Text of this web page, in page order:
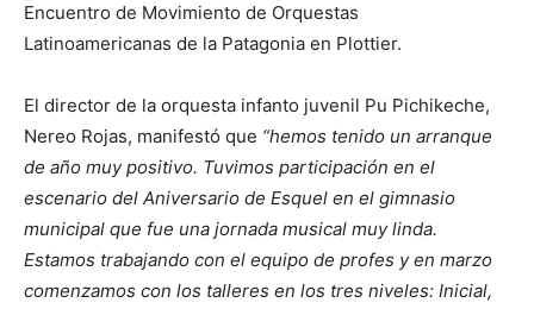
Encuentro de Movimiento de Orquestas
Latinoamericanas de la Patagonia en Plottier.
El director de la orquesta infanto juvenil Pu Pichikeche,
Nereo Rojas, manifestó que “hemos tenido un arranque
de año muy positivo. Tuvimos participación en el
escenario del Aniversario de Esquel en el gimnasio
municipal que fue una jornada musical muy linda.
Estamos trabajando con el equipo de profes y en marzo
comenzamos con los talleres en los tres niveles: Inicial,